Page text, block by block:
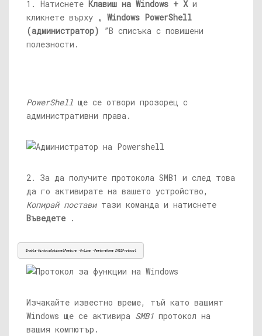
1. Натиснете Клавиш на Windows + Xи
кликнете върху „ Windows PowerShell
(администратор)
”В списъка с повишени
полезности.
PowerShell ще се отвори прозорец с
административни права.
2. За да получите протокола SMB1 и след това
да го активирате на вашето устройство,
Копирай поставитази команда и натиснете
Въведете .
Enable-WindowsOptionalFeature -Online -FeatureName SMB1Protocol
Изчакайте известно време, тъй като вашият
Windows ще се активира SMB1 протокол на
вашия компютър.